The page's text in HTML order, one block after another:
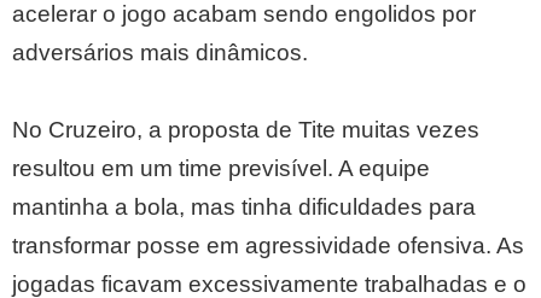
acelerar o jogo acabam sendo engolidos por
adversários mais dinâmicos.
No Cruzeiro, a proposta de Tite muitas vezes
resultou em um time previsível. A equipe
mantinha a bola, mas tinha dificuldades para
transformar posse em agressividade ofensiva. As
jogadas ficavam excessivamente trabalhadas e o